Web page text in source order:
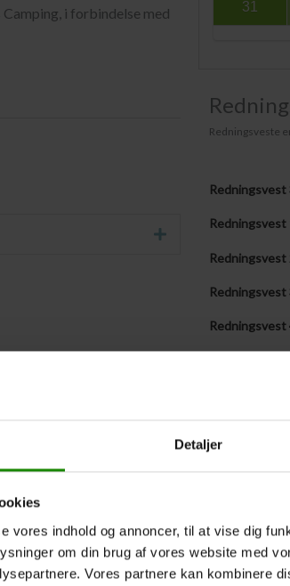
Detaljer
vores indhold og annoncer, til at vise dig
om din brug af vores website med
Vores partnere kan kombinere
i forbindelse med
Udvid
31
Redningsveste
Redningsvest
Redningsvest
Redningsvest
Redningsvest
Redningsvest
Vestestørrelser